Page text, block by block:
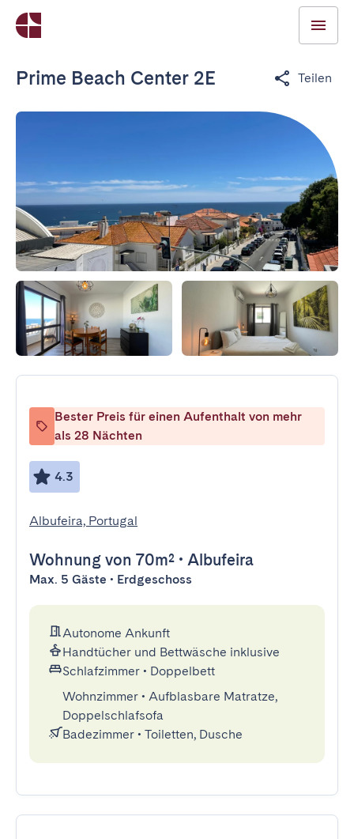
Prime Beach Center 2E Teilen
Bester Preis für einen Aufenthalt von mehr
als 28 Nächten
4.3
Albufeira, Portugal
Wohnung von 70m² • Albufeira
Max. 5 Gäste • Erdgeschoss
Autonome Ankunft
Handtücher und Bettwäsche inklusive
Schlafzimmer • Doppelbett
Wohnzimmer • Aufblasbare Matratze,
Doppelschlafsofa
Badezimmer • Toiletten, Dusche